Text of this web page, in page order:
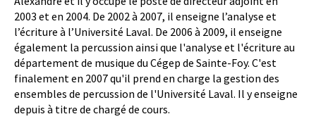
2003 et en 2004. De 2002 à 2007, il enseigne l’analyse et
l’écriture à l’Université Laval. De 2006 à 2009, il enseigne
également la percussion ainsi que l'analyse et l'écriture au
département de musique du Cégep de Sainte-Foy. C'est
finalement en 2007 qu'il prend en charge la gestion des
ensembles de percussion de l'Université Laval. Il y enseigne
depuis à titre de chargé de cours.